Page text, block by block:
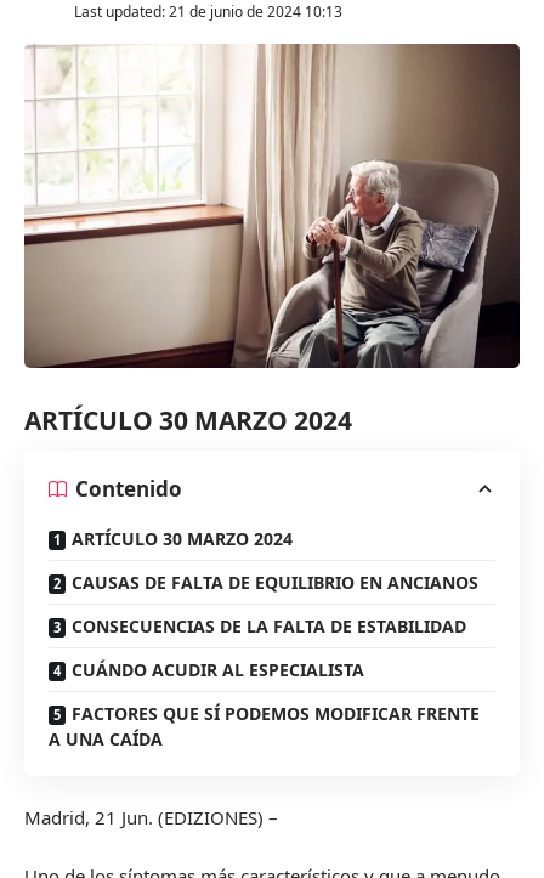
Last updated: 21 de junio de 2024 10:13
ARTÍCULO 30 MARZO 2024
Contenido
ARTÍCULO 30 MARZO 2024
CAUSAS DE FALTA DE EQUILIBRIO EN ANCIANOS
CONSECUENCIAS DE LA FALTA DE ESTABILIDAD
CUÁNDO ACUDIR AL ESPECIALISTA
FACTORES QUE SÍ PODEMOS MODIFICAR FRENTE
A UNA CAÍDA
Madrid, 21 Jun. (EDIZIONES) –